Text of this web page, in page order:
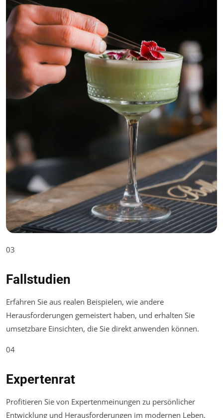
03
Fallstudien
Erfahren Sie aus realen Beispielen, wie andere
Herausforderungen gemeistert haben, und erhalten Sie
umsetzbare Einsichten, die Sie direkt anwenden können.
04
Expertenrat
Profitieren Sie von Expertenmeinungen zu persönlicher
Entwicklung und Herausforderungen im modernen Leben,